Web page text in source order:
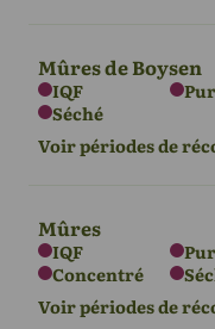
Amérique du
Nord
Juillet - août Jan -
L'Europe
Juillet - septembre
Nord
Mûres de Boysen
IQF
Séché
Voir périodes de
Amérique du
Déc -
Mûres
IQF
Concentré
Voir périodes de